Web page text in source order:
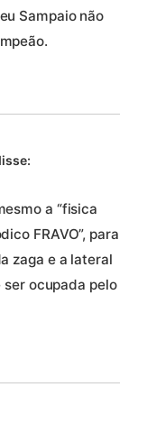
Sampaio não
a “fisica
FRAVO”, para
zaga e a lateral
ocupada pelo